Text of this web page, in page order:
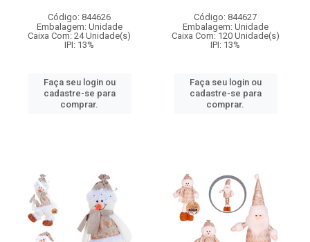
Código: 844626
Embalagem: Unidade
Caixa Com: 24 Unidade(s)
IPI: 13%
Faça seu login ou
cadastre-se para
comprar.
Código: 844627
Embalagem: Unidade
Caixa Com: 120 Unidade(s)
IPI: 13%
Faça seu login ou
cadastre-se para
comprar.